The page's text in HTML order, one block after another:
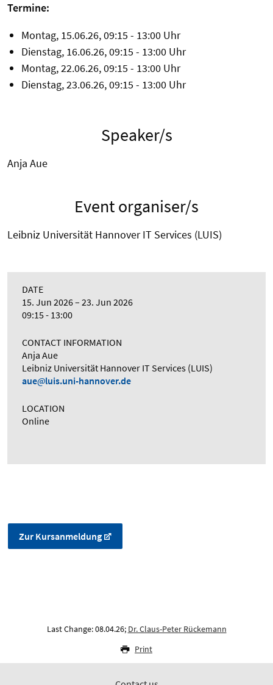
Termine:
Montag, 15.06.26, 09:15 - 13:00 Uhr
Dienstag, 16.06.26, 09:15 - 13:00 Uhr
Montag, 22.06.26, 09:15 - 13:00 Uhr
Dienstag, 23.06.26, 09:15 - 13:00 Uhr
Speaker/s
Anja Aue
Event organiser/s
Leibniz Universität Hannover IT Services (LUIS)
DATE
15. Jun 2026
23. Jun 2026
09:15 - 13:00
CONTACT INFORMATION
Anja Aue
Leibniz Universität Hannover IT Services (LUIS)
aue
luis.uni-hannover.de
LOCATION
Online
Zur Kursanmeldung
Last Change: 08.04.26; Dr. Claus-Peter Rückemann
Print